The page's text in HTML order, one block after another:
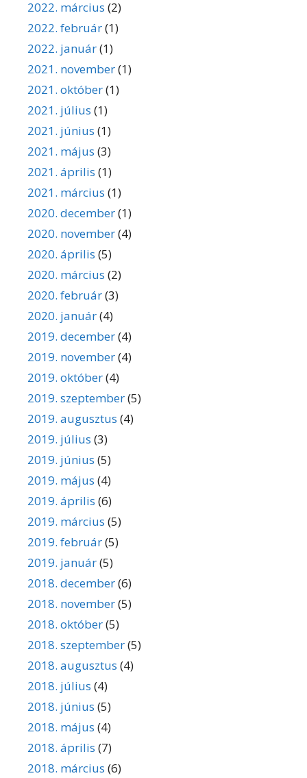
2022. március (2)
2022. február(1)
2022. január(1)
2021. november(1)
2021. október(1)
2021. július (1)
2021. június (1)
2021. május (3)
2021. április (1)
2021. március (1)
2020. december(1)
2020. november(4)
2020. április (5)
2020. március (2)
2020. február(3)
2020. január(4)
2019. december(4)
2019. november(4)
2019. október(4)
2019. szeptember(5)
2019. augusztus (4)
2019. július (3)
2019. június (5)
2019. május (4)
2019. április (6)
2019. március (5)
2019. február(5)
2019. január(5)
2018. december(6)
2018. november(5)
2018. október(5)
2018. szeptember(5)
2018. augusztus (4)
2018. július (4)
2018. június (5)
2018. május (4)
2018. április (7)
2018. március (6)